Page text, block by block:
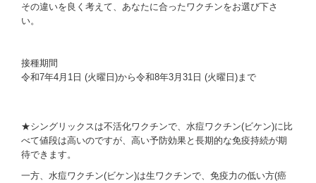
その違いを良く考えて、あなたに合ったワクチンをお選び下さ
い。
接種期間
令和7年4月1日 (火曜日)から令和8年3月31日 (火曜日)まで
★シングリックスは不活化ワクチンで、水痘ワクチン(ビケン)に比
べて値段は高いのですが、高い予防効果と長期的な免疫持続が期
待できます。
一方、水痘ワクチン(ビケン)は生ワクチンで、免疫力の低い方(癌